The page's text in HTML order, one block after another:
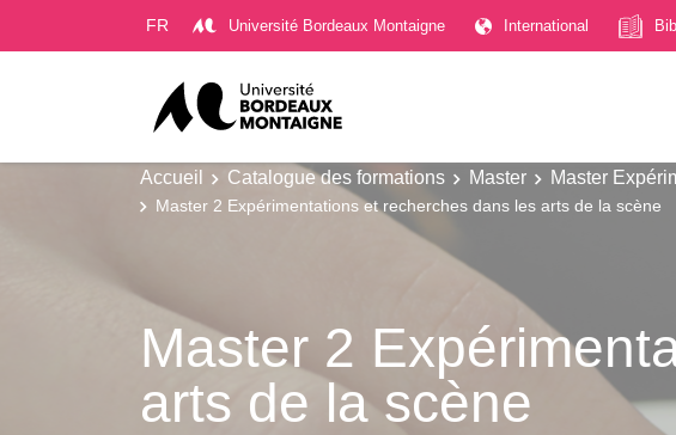
FR Université Bordeaux Montaigne International
Accueil Catalogue des formations Master Master
Master 2 Expérimentations et recherches dans les arts de la scène
Master 2
arts de la scène